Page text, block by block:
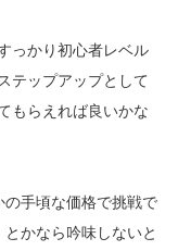
っかり初心者レベル
テップアップとして
もらえれば良いかな
手頃な価格で挑戦で
かなら吟味しないと